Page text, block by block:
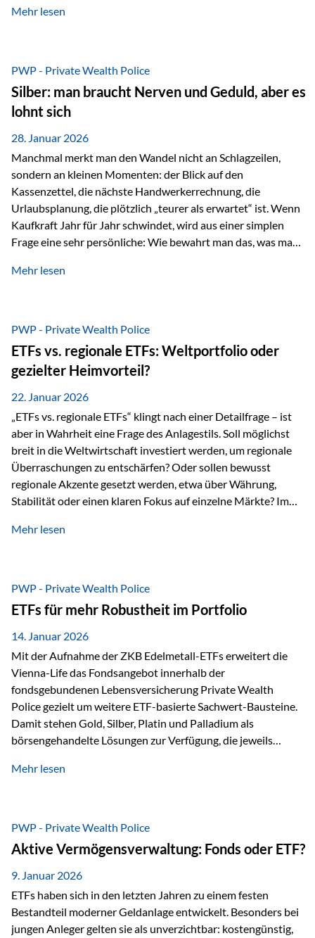
starken Anstiegen. Diese verändern jedoch nicht die
von geopolitischen Spannungen, einer stark ausgeweiteten
Geldmenge sowie strukturellen Verschiebungen an den
Kapitalmärkten geprägt ist, bleibt Gold ein bewährter Anker.
Nicht, weil…
Mehr lesen
PWP - Private Wealth Police
Silber: man braucht Nerven und Geduld, aber es
lohnt sich
28. Januar 2026
Manchmal merkt man den Wandel nicht an Schlagzeilen,
sondern an kleinen Momenten: der Blick auf den
Kassenzettel, die nächste Handwerkerrechnung, die
Urlaubsplanung, die plötzlich „teurer als erwartet“ ist. Wenn
Kaufkraft Jahr für Jahr schwindet, wird aus einer simplen
Frage eine sehr persönliche: Wie bewahrt man das, was man
Sachwerten mit einer Investition in Sachwerte zu
gerade dann, wenn Märkte nervös werden,…
Mehr lesen
PWP - Private Wealth Police
ETFs vs. regionale ETFs: Weltportfolio oder
gezielter Heimvorteil?
22. Januar 2026
„ETFs vs. regionale ETFs“ klingt nach einer Detailfrage – ist
aber in Wahrheit eine Frage des Anlagestils. Soll möglichst
breit in die Weltwirtschaft investiert werden, um regionale
Überraschungen zu entschärfen? Oder sollen bewusst
regionale Akzente gesetzt werden, etwa über Währung,
Stabilität oder einen klaren Fokus auf einzelne Märkte? Im
Wealth Police der Vienna-Life lassen sich beide Ansätze
Risikostreuung, Inflationsrobustheit und Stabilisierung. 1)
Die Philosophiefrage: breit oder bewusst? Global investieren
bedeutet: Das Portfolio bildet die Weltmärkte möglichst
breit ab, ohne die…
Mehr lesen
PWP - Private Wealth Police
ETFs für mehr Robustheit im Portfolio
14. Januar 2026
Mit der Aufnahme der ZKB Edelmetall-ETFs erweitert die
Vienna-Life das Fondsangebot innerhalb der
fondsgebundenen Lebensversicherung Private Wealth
Police gezielt um weitere ETF-basierte Sachwert-Bausteine.
Damit stehen Gold, Silber, Platin und Palladium als
börsengehandelte Lösungen zur Verfügung, die jeweils
dabei nicht auf einzelnen Marktmeinungen, sondern auf
Inflationsrobustheit und Stabilisierung – eingebettet in eine
liechtensteinische Versicherungsstruktur. Die
Sicherheitsarchitektur: Liechtenstein als Strukturprinzip Die
Private Wealth Police positioniert sich mit einer dreistufigen
Sicherheitsarchitektur, die auf mehreren Ebenen ansetzt:
Stufe 1: Versicherer-Ebene • Versicherung mit…
Mehr lesen
PWP - Private Wealth Police
Aktive Vermögensverwaltung: Fonds oder ETF?
9. Januar 2026
ETFs haben sich in den letzten Jahren zu einem festen
Bestandteil moderner Geldanlage entwickelt. Besonders bei
jungen Anleger gelten sie als unverzichtbar: kostengünstig,